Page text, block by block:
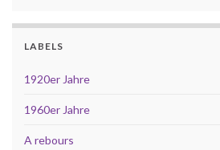
LABELS
1920er Jahre
1960er Jahre
A rebours